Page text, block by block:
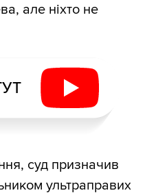
але ніхто не
суд призначив
ультраправих